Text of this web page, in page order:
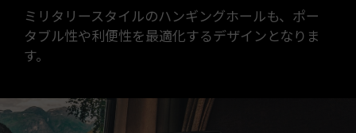
ミリタリースタイルのハンギングホールも、ポー
タブル性や利便性を最適化するデザインとなりま
す。